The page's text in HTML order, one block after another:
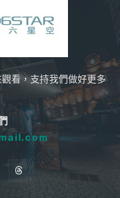
看，支持我們做好更多